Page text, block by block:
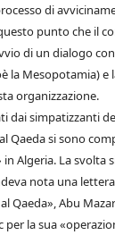
di
punto che il
di un dialogo
la Mesopotamia)
organizzazione.
dai simpatizzanti
Qaeda si sono
in Algeria. La svolta
nota una
Qaeda», Abu
per la sua